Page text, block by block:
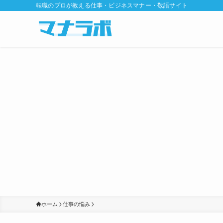
転職のプロが教える仕事・ビジネスマナー・敬語サイト
ホーム 仕事の悩み